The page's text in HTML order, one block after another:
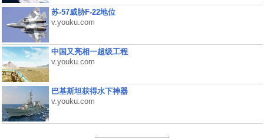
苏-57威胁F-22地位
v.youku.com
中国又亮相一超级工程
v.youku.com
巴基斯坦获得水下神器
v.youku.com